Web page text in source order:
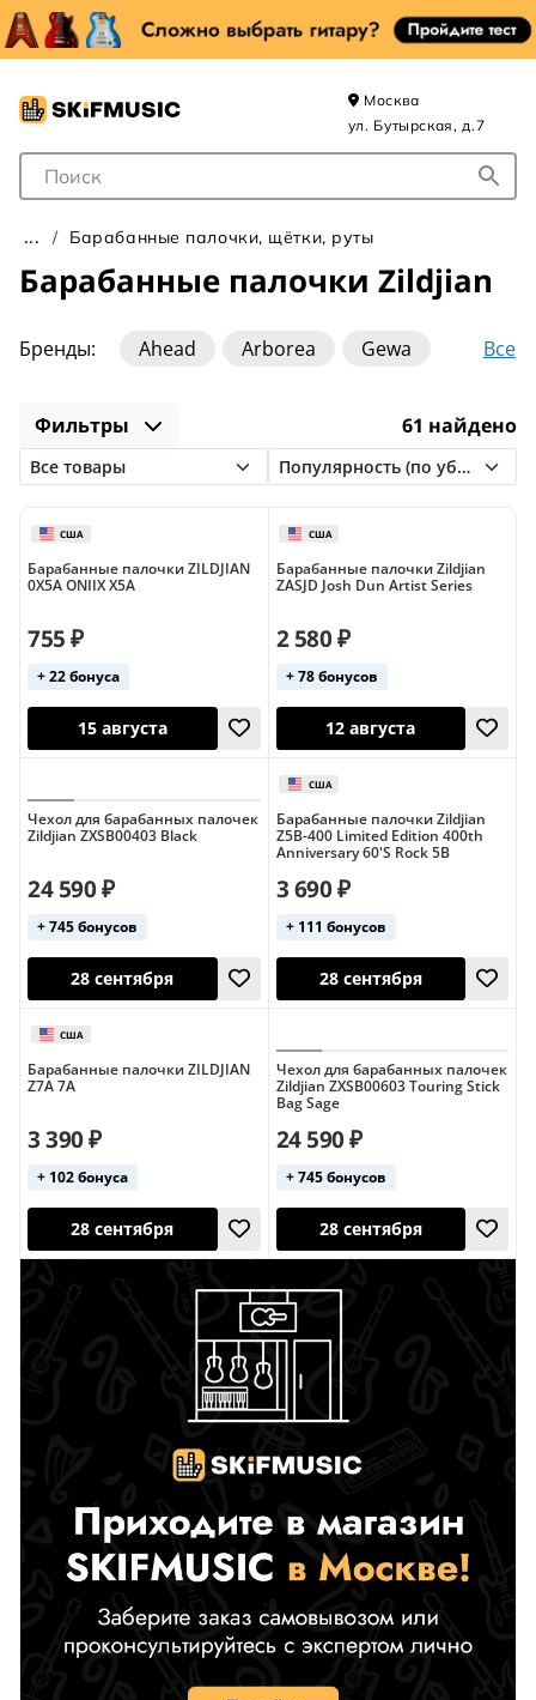
Поле для Поиска
Москва
ул. Бутырская, д.7
Барабанные палочки, щётки, руты
Барабанные палочки Zildjian
Бренды: Все
Ahead Arborea
Gewa
Leonty
Lutner
Pro Mark
Schlagwerk
Stagg Tama
VIGOR
Vater
Williams
keepdrum
не указан
Фильтры 61 найдено
Барабанные палочки ZILDJIAN
0X5A ONIIX X5A
755 ₽
+ 22 бонуса
15 августа
Барабанные палочки Zildjian
ZASJD Josh Dun Artist Series
2 580 ₽
+ 78 бонусов
12 августа
Чехол для барабанных палочек
Zildjian ZXSB00403 Black
24 590 ₽
+ 745 бонусов
Барабанные палочки Zildjian
Z5B-400 Limited Edition 400th
Anniversary 60'S Rock 5B
3 690 ₽
+ 111 бонусов
28 сентября
Барабанные палочки ZILDJIAN
Z7A 7A
3 390 ₽
+ 102 бонуса
Чехол для барабанных палочек
Zildjian ZXSB00603 Touring Stick
Bag Sage
24 590 ₽
+ 745 бонусов